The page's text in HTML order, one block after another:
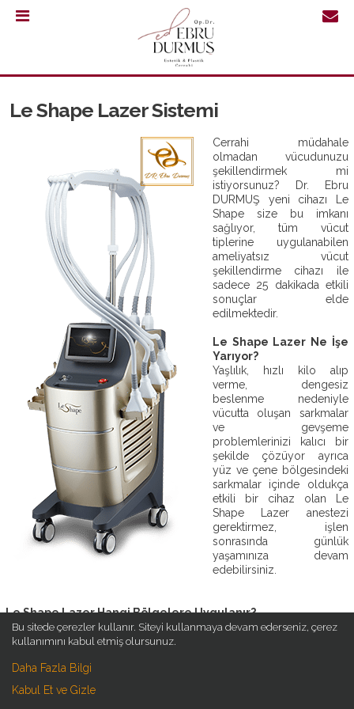
421
30
ANASAYFA
EBRU
DURMUŞ
AMELIYATSIZ
ESTETIK
ESTETIK
AMELIYATLAR
ESTETIK
BLOG
Le Shape Lazer Sistemi
Cerrahi müdahale
olmadan vücudunuzu
şekillendirmek mi
istiyorsunuz? Dr. Ebru
DURMUŞ yeni cihazı Le
Shape size bu imkanı
sağlıyor, tüm vücut
tiplerine uygulanabilen
ameliyatsız vücut
şekillendirme cihazı ile
sadece 25 dakikada etkili
sonuçlar elde
edilmektedir.
Le Shape Lazer Ne İşe
Yarıyor?
Yaşlılık, hızlı kilo alıp
verme, dengesiz
beslenme nedeniyle
vücutta oluşan sarkmalar
ve gevşeme
problemlerinizi kalıcı bir
şekilde çözüyor ayrıca
yüz ve çene bölgesindeki
sarkmalar içinde oldukça
etkili bir cihaz olan Le
Shape Lazer anestezi
gerektirmez, işlen
sonrasında günlük
yaşamınıza devam
edebilirsiniz.
Le Shape Lazer Hangi Bölgelere Uygulanır?
Üst & Alt Karın
Uyluklar
Basen
Kalça
Bacak
Bu sitede çerezler kullanır. Siteyi kullanmaya devam ederseniz, çerez
kullanımını kabul etmiş olursunuz.
Daha Fazla Bilgi
Kabul Et ve Gizle